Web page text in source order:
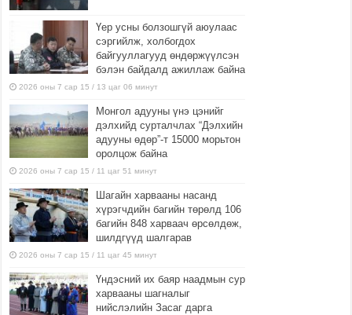
Үер усны болзошгүй аюулаас
сэргийлж, холбогдох
байгууллагууд өндөржүүлсэн
бэлэн байдалд ажиллаж байна
2026 оны 7 сар 15 / 13 цаг 06 минут
Монгол адууны үнэ цэнийг
дэлхийд сурталчлах “Дэлхийн
адууны өдөр”-т 15000 морьтон
оролцож байна
2026 оны 7 сар 15 / 11 цаг 51 минут
Шагайн харвааны насанд
хүрэгчдийн багийн төрөлд 106
багийн 848 харваач өрсөлдөж,
шилдгүүд шалгарав
2026 оны 7 сар 15 / 11 цаг 45 минут
Үндэсний их баяр наадмын сур
харвааны шагналыг
нийслэлийн Засаг дарга